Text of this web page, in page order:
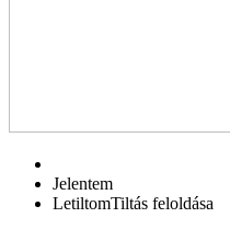
Jelentem
LetiltomTiltás feloldása